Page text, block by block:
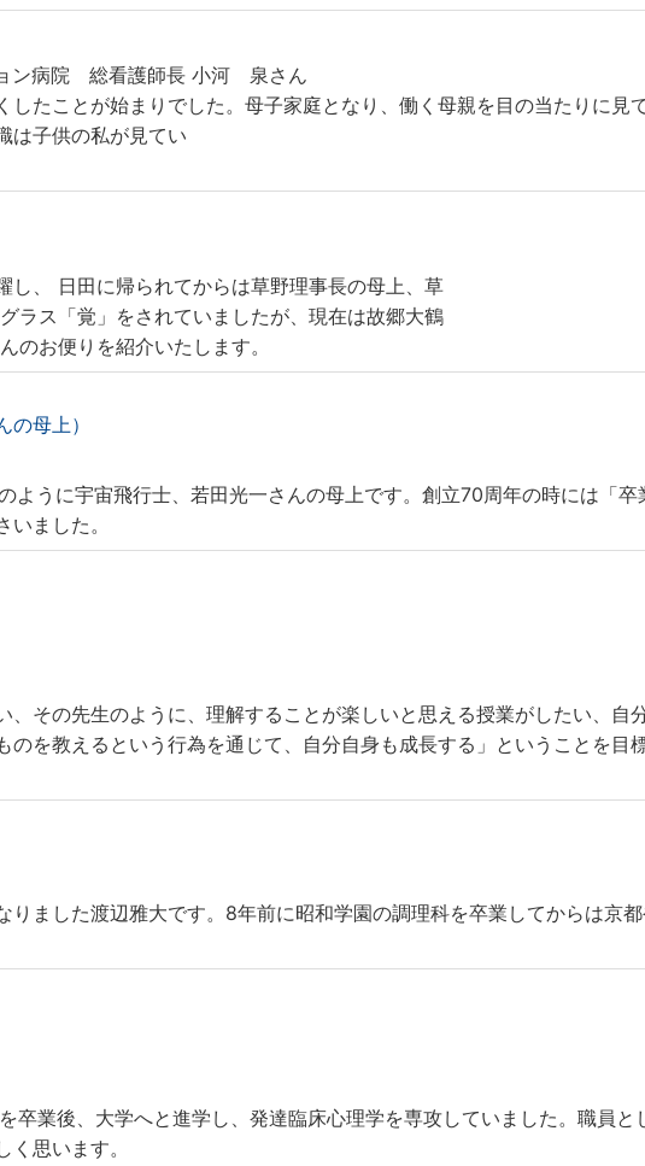
ン病院 総看護師長 小河 泉さん
たことが始まりでした。母子家庭となり、働く母親を目の当たりに見
は子供の私が見てい
し、 日田に帰られてからは草野理事長の母上、草
ラス「覚」をされていましたが、現在は故郷大鶴
のお便りを紹介いたします。
母上）
ように宇宙飛行士、若田光一さんの母上です。創立70周年の時には「卒
ました。
その先生のように、理解することが楽しいと思える授業がしたい、自
のを教えるという行為を通じて、自分自身も成長する」ということを目
りました渡辺雅大です。8年前に昭和学園の調理科を卒業してからは京
卒業後、大学へと進学し、発達臨床心理学を専攻していました。職員と
思います。